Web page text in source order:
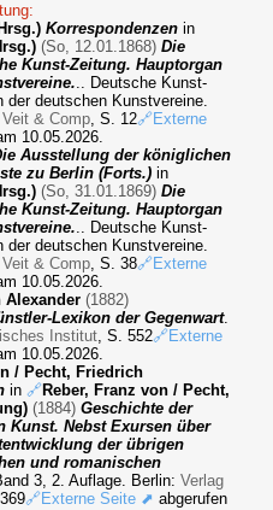
Korrespondenzenin
(So, 12.01.1868) Die
Kunst-Zeitung. Hauptorgan
.. Deutsche Kunst-
der deutschen Kunstvereine.
Veit & Comp, S. 12🔗Externe
10.05.2026.
Ausstellung der königlichen
zu Berlin (Forts.)in
(So, 31.01.1869) Die
Kunst-Zeitung. Hauptorgan
.. Deutsche Kunst-
der deutschen Kunstvereine.
Veit & Comp, S. 38🔗Externe
10.05.2026.
Alexander (1882)
Lexikon der Gegenwart.
Institut, S. 552🔗Externe
10.05.2026.
/ Pecht, Friedrich
in🔗Reber, Franz von / Pecht,
(1884) Geschichte der
Kunst. Nebst Exursen über
der übrigen
und romanischen
3, 2. Auflage. Berlin:Verlag
🔗Externe Seite ⬈ abgerufen